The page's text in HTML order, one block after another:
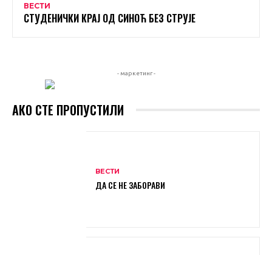
ВЕСТИ
СТУДЕНИЧКИ КРАЈ ОД СИНОЋ БЕЗ СТРУЈЕ
- маркетинг -
АКО СТЕ ПРОПУСТИЛИ
ВЕСТИ
ДА СЕ НЕ ЗАБОРАВИ